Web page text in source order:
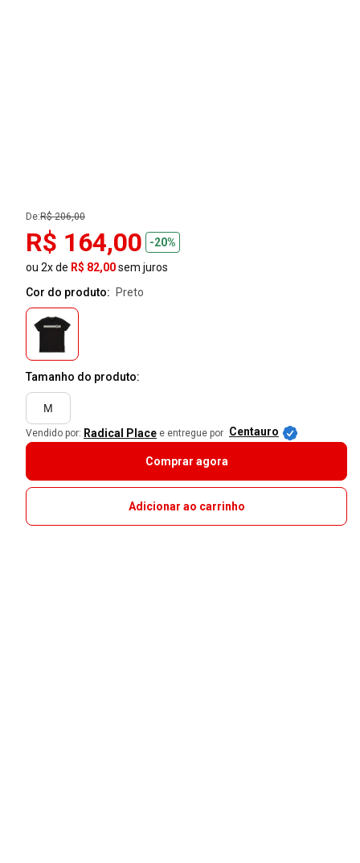
De:R$ 206,00
R$ 164,00
-20%
ou 2x de R$ 82,00sem juros
Cor do produto:
preto
Tamanho do produto:
M
Vendido por: Radical Place e entregue por Centauro
Comprar agora
Adicionar ao carrinho